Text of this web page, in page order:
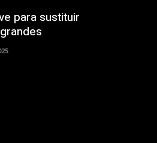
para sustituir